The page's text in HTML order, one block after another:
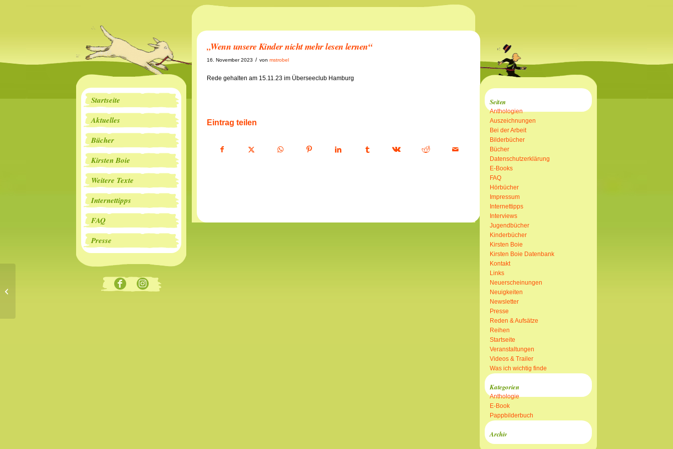
Startseite
Aktuelles
Bücher
Kirsten Boie
Weitere Texte
Internettipps
FAQ
Presse
„Wenn unsere Kinder nicht mehr lesen lernen“
16. November 2023 / von mstrobel
Rede gehalten am 15.11.23 im Überseeclub Hamburg
Eintrag teilen
Seiten
Anthologien
Auszeichnungen
Bei der Arbeit
Bilderbücher
Bücher
Datenschutzerklärung
E-Books
FAQ
Hörbücher
Impressum
Internettipps
Interviews
Jugendbücher
Kinderbücher
Kirsten Boie
Kirsten Boie Datenbank
Kontakt
Links
Neuerscheinungen
Neuigkeiten
Newsletter
Presse
Reden & Aufsätze
Reihen
Startseite
Veranstaltungen
Videos & Trailer
Was ich wichtig finde
Kategorien
Anthologie
E-Book
Pappbilderbuch
Archiv
20 Jahre Lesefest Rheingau-Taunus